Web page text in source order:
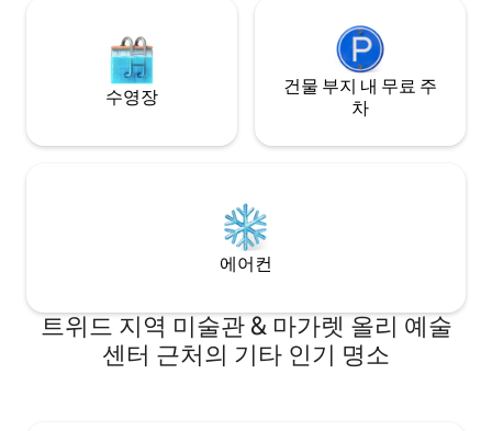
수영장
건물 부지 내 무료 주
차
에어컨
트위드 지역 미술관 & 마가렛 올리 예술
센터 근처의 기타 인기 명소